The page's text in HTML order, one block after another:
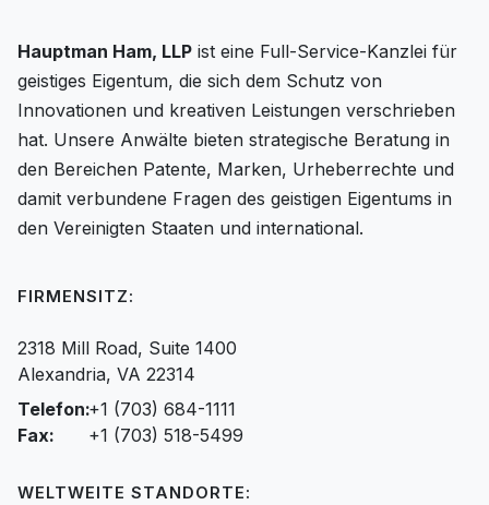
Hauptman Ham, LLP ist eine Full-Service-Kanzlei für
geistiges Eigentum, die sich dem Schutz von
Innovationen und kreativen Leistungen verschrieben
hat. Unsere Anwälte bieten strategische Beratung in
den Bereichen Patente, Marken, Urheberrechte und
damit verbundene Fragen des geistigen Eigentums in
den Vereinigten Staaten und international.
FIRMENSITZ:
2318 Mill Road, Suite 1400
Alexandria, VA 22314
Telefon:+1 (703) 684-1111
Fax:
+1 (703) 518-5499
WELTWEITE STANDORTE: